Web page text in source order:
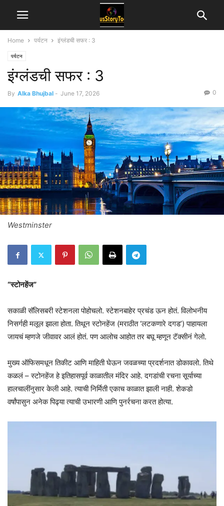
Home पर्यटन इंग्लंडची सफर : 3
पर्यटन
इंग्लंडची सफर : 3
By Alka Bhujbal - June 17, 2026 0
Westminster
“स्टोनहेंज”
सकाळी सॅलिसबरी स्टेशनला पोहोचलो. स्टेशनबाहेर प्रचंड ऊन होतं. विलोभनीय
निसर्गही मलूल झाला होता. तिथून स्टोनहेंज (मराठीत ‘लटकणारे दगड’) पाहायला
जायचं म्हणजे जीवावर आलं होतं. पण आलोच आहोत तर बघू म्हणून टॅक्सीनं गेलो.
मुख्य ऑफिसमधून तिकीट आणि माहिती घेऊन जवळच्या प्रदर्शनात डोकावलो. तिथे
कळलं – स्टोनहेंज हे इतिहासपूर्व काळातील मंदिर आहे. दगडांची रचना सूर्याच्या
हालचालींनुसार केली आहे. त्याची निर्मिती एकाच काळात झाली नाही. शेकडो
वर्षांपासुन अनेक पिढ्या त्याची उभारणी आणि पुनर्रचना करत होत्या.